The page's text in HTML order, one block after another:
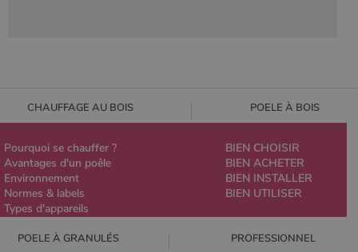
CHAUFFAGE AU BOIS POELE À BOIS
Pourquoi se chauffer ?
Avantages d'un poêle
Environnement
Normes & labels
Types d'appareils
BIEN CHOISIR
BIEN ACHETER
BIEN INSTALLER
BIEN UTILISER
POELE À GRANULÉS PROFESSIONNEL